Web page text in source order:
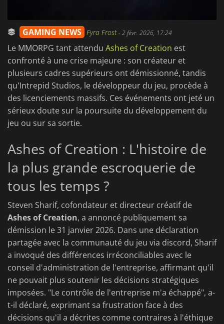
GAMING NEWS Fyra Frost-2 févr. 2026, 17:24
Le MMORPG tant attendu Ashes of Creation est
confronté à une crise majeure : son créateur et
plusieurs cadres supérieurs ont démissionné, tandis
qu'Intrepid Studios, le développeur du jeu, procède à
des licenciements massifs. Ces événements ont jeté un
sérieux doute sur la poursuite du développement du
jeu ou sur sa sortie.
Ashes of Creation : L'histoire de
la plus grande escroquerie de
tous les temps ?
Steven Sharif, cofondateur et directeur créatif de
Ashes of Creation, a annoncé publiquement sa
démission le 31 janvier 2026. Dans une déclaration
partagée avec la communauté du jeu via discord, Sharif
a invoqué des différences irréconciliables avec le
conseil d'administration de l'entreprise, affirmant qu'il
ne pouvait plus soutenir les décisions stratégiques
imposées. "Le contrôle de l'entreprise m'a échappé", a-
t-il déclaré, exprimant sa frustration face à des
décisions qu'il a décrites comme contraires à l'éthique